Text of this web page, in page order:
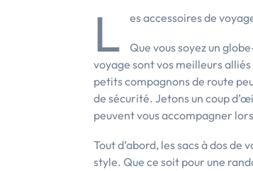
L es accessoires de
Que vous soyez un
voyage sont vos meilleurs
petits compagnons de route
de sécurité. Jetons un coup
peuvent vous accompagner
Tout d’abord, les sacs à dos
style. Que ce soit pour une